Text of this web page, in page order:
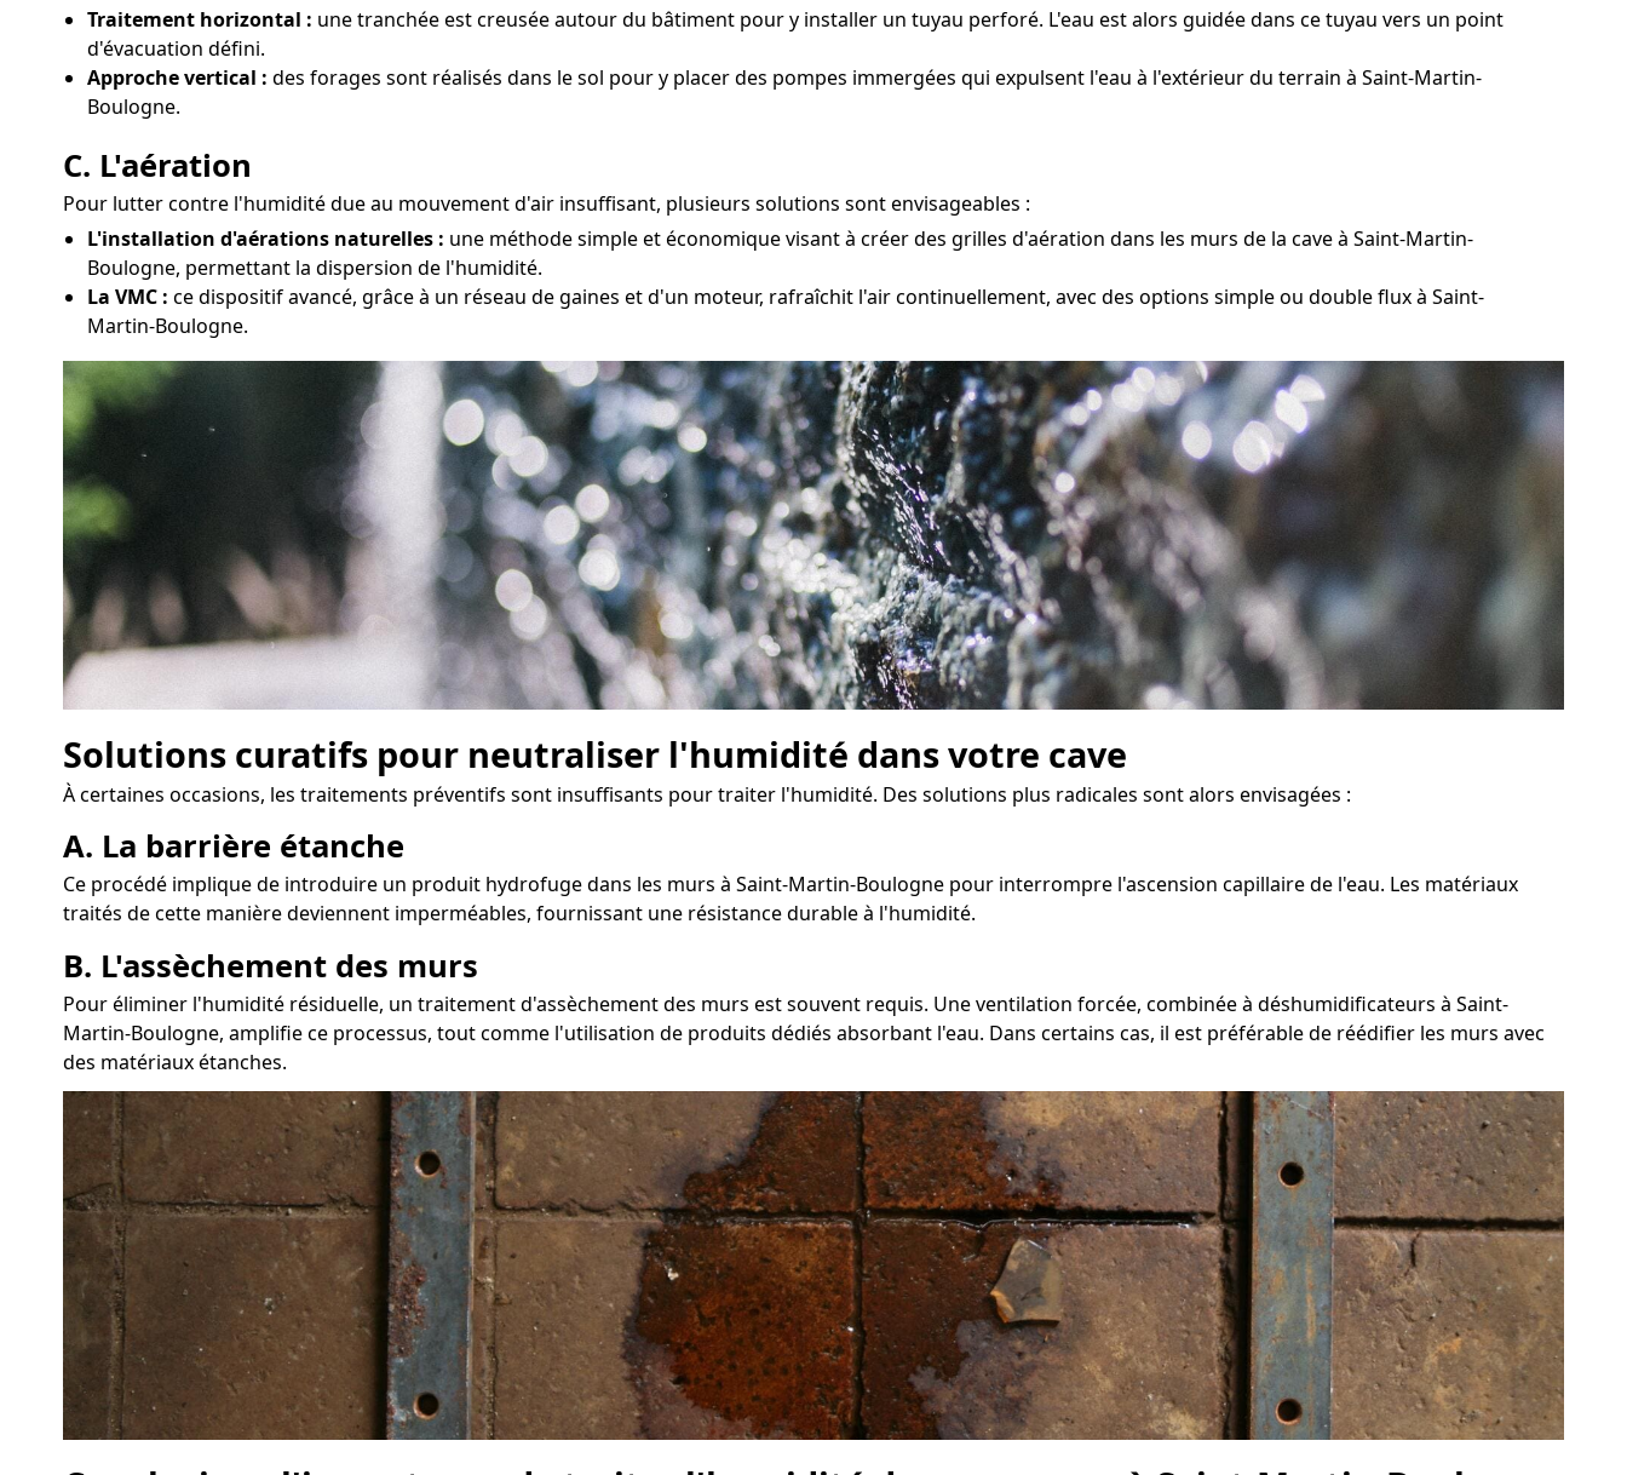
Traitement horizontal : une tranchée est creusée autour du bâtiment pour y installer un tuyau perforé. L'eau est alors guidée dans ce tuyau vers un point
d'évacuation défini.
Approche vertical : des forages sont réalisés dans le sol pour y placer des pompes immergées qui expulsent l'eau à l'extérieur du terrain à Saint-Martin-
Boulogne.
C. L'aération
Pour lutter contre l'humidité due au mouvement d'air insuffisant, plusieurs solutions sont envisageables :
L'installation d'aérations naturelles : une méthode simple et économique visant à créer des grilles d'aération dans les murs de la cave à Saint-Martin-
Boulogne, permettant la dispersion de l'humidité.
La VMC : ce dispositif avancé, grâce à un réseau de gaines et d'un moteur, rafraîchit l'air continuellement, avec des options simple ou double flux à Saint-
Martin-Boulogne.
Solutions curatifs pour neutraliser l'humidité dans votre cave
À certaines occasions, les traitements préventifs sont insuffisants pour traiter l'humidité. Des solutions plus radicales sont alors envisagées :
A. La barrière étanche
Ce procédé implique de introduire un produit hydrofuge dans les murs à Saint-Martin-Boulogne pour interrompre l'ascension capillaire de l'eau. Les matériaux
traités de cette manière deviennent imperméables, fournissant une résistance durable à l'humidité.
B. L'assèchement des murs
Pour éliminer l'humidité résiduelle, un traitement d'assèchement des murs est souvent requis. Une ventilation forcée, combinée à déshumidificateurs à Saint-
Martin-Boulogne, amplifie ce processus, tout comme l'utilisation de produits dédiés absorbant l'eau. Dans certains cas, il est préférable de réédifier les murs avec
des matériaux étanches.